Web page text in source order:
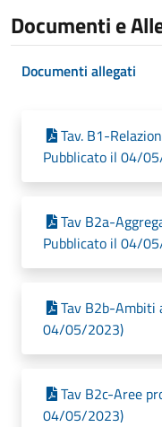
Documenti e
Documenti allegati
Tav. B1-
Pubblicato il 04/
Tav B2a-
Pubblicato il 04/
Tav B2b-Ambiti
04/05/2023)
Tav B2c-Aree
04/05/2023)